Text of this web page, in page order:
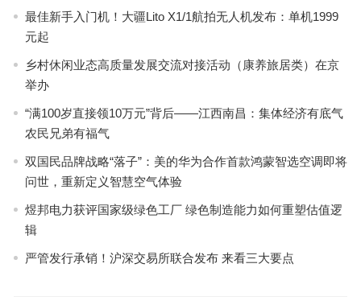
最佳新手入门机！大疆Lito X1/1航拍无人机发布：单机1999
元起
乡村休闲业态高质量发展交流对接活动（康养旅居类）在京
举办
“满100岁直接领10万元”背后——江西南昌：集体经济有底气
农民兄弟有福气
双国民品牌战略“落子”：美的华为合作首款鸿蒙智选空调即将
问世，重新定义智慧空气体验
煜邦电力获评国家级绿色工厂 绿色制造能力如何重塑估值逻
辑
严管发行承销！沪深交易所联合发布 来看三大要点